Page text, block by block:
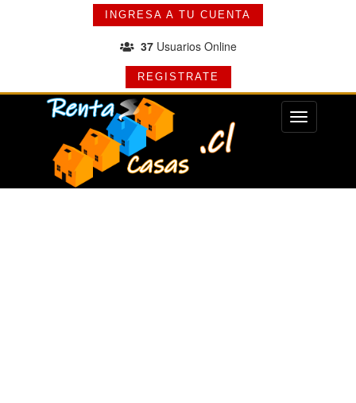
INGRESA A TU CUENTA
37Usuarios Online
REGISTRATE
Menu